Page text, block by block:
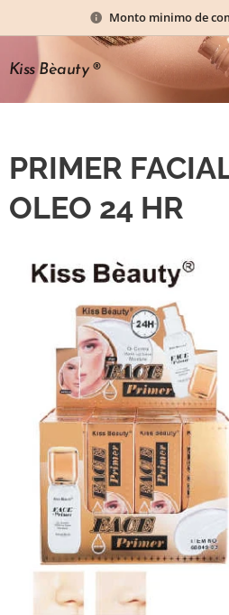
Monto minimo de
Kiss Bèauty®
PRIMER
OLEO 24 HR